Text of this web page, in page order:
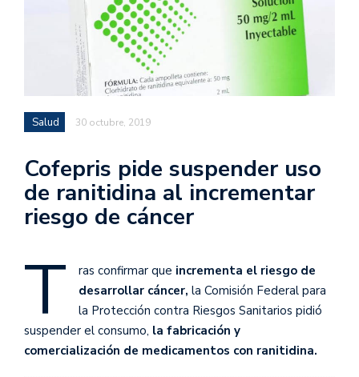
Salud 30 octubre, 2019
Cofepris pide suspender uso
de ranitidina al incrementar
riesgo de cáncer
T ras confirmar que incrementa el riesgo de
desarrollar cáncer, la Comisión Federal para
la Protección contra Riesgos Sanitarios pidió
suspender el consumo, la fabricación y
comercialización de medicamentos con ranitidina.